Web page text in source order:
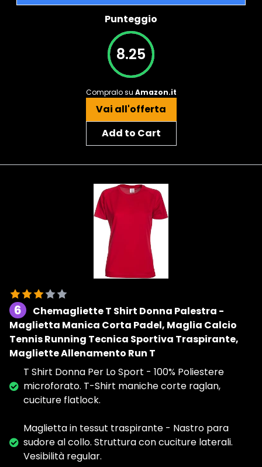
Punteggio
8.25
Compralo su Amazon.it
Vai all'offerta
Add to Cart
6
Chemagliette T Shirt Donna Palestra -
Maglietta Manica Corta Padel, Maglia Calcio
Tennis Running Tecnica Sportiva Traspirante,
Magliette Allenamento Run T
T Shirt Donna Per Lo Sport - 100% Poliestere
microforato. T-Shirt maniche corte raglan,
cuciture flatlock.
Maglietta in tessut traspirante - Nastro para
sudore al collo. Struttura con cuciture laterali.
Vesibilità regular.